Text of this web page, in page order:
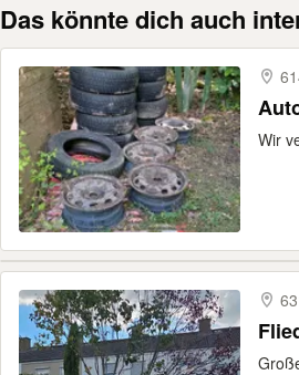
Das könnte dich auch
Wir